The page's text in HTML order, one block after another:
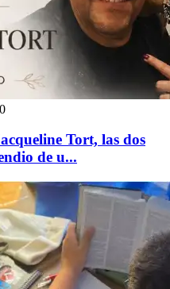
Tort, las dos
de u...